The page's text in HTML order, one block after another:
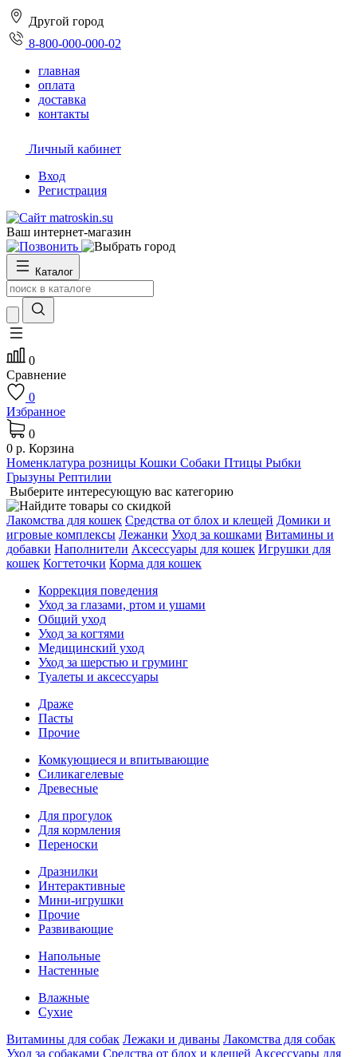
Другой город
8-800-000-000-02
главная
оплата
доставка
контакты
Личный кабинет
Вход
Регистрация
Ваш интернет-магазин
Каталог
0
Сравнение
0
Избранное
0
0 р. Корзина
Номенклатура розницы Кошки Собаки Птицы Рыбки
Грызуны Рептилии
Выберите интересующую вас категорию
Лакомства для кошек Средства от блох и клещей Домики и
игровые комплексы Лежaнки Уход за кошками Витамины и
добавки Наполнители Аксессуары для кошек Игрушки для
кошек Когтеточки Корма для кошек
Коррекция поведения
Уход за глазами, ртом и ушами
Общий уход
Уход за когтями
Медицинский уход
Уход за шерстью и груминг
Туалеты и аксессуары
Драже
Пасты
Прочие
Комкующиеся и впитывающие
Силикагелевые
Древесные
Для прогулок
Для кормления
Переноски
Дpазнилки
Интерактивные
Мини-игрушки
Прочие
Развивающие
Напольные
Настенные
Влажные
Сухие
Витaмины для собак Лежаки и диваны Лакомства для собак
Уход за собаками Средства от блох и клещей Аксессуары для